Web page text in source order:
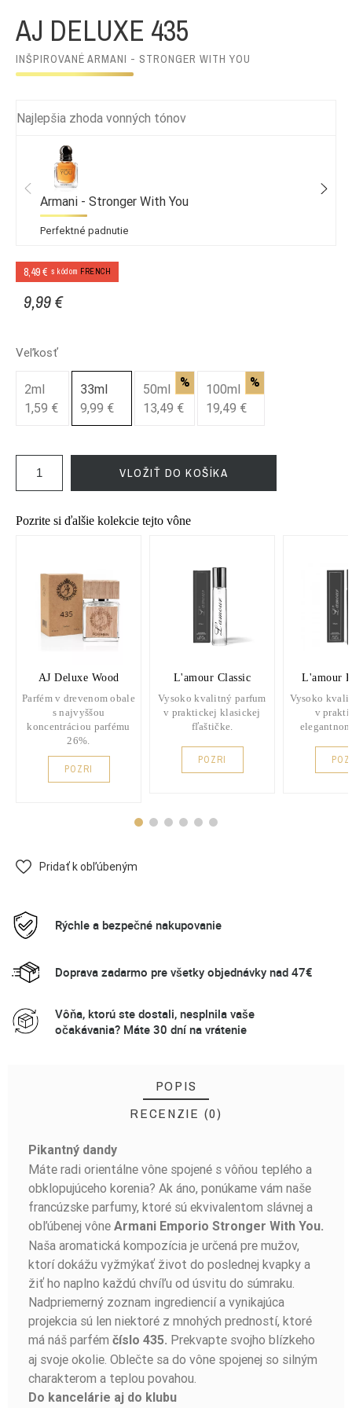
AJ DELUXE 435
INŠPIROVANÉ ARMANI - STRONGER WITH YOU
Najlepšia zhoda vonných tónov
Armani - Stronger With You
Perfektné padnutie
8,49 € s kódom FRENCH
9,99 €
Veľkosť
2ml
1,59 €
33ml
9,99 €
50ml %
13,49 €
100ml %
19,49 €
VLOŽIŤ DO KOŠÍKA
Pozrite si ďalšie kolekcie tejto vône
AJ Deluxe Wood
Parfém v drevenom obale
s najvyššou
koncentráciou parfému
26%.
POZRI
L'amour Classic
Vysoko kvalitný parfum
v praktickej klasickej
fľaštičke.
POZRI
L'amour
Vysoko
v
Pridať k obľúbeným
Rýchle a bezpečné nakupovanie
Doprava zadarmo pre všetky objednávky nad 47€
Vôňa, ktorú ste dostali, nesplnila vaše
očakávania? Máte 30 dní na vrátenie
POPIS
RECENZIE (0)
Pikantný dandy
Máte radi orientálne vône spojené s vôňou teplého a
obklopujúceho korenia? Ak áno, ponúkame vám naše
francúzske parfumy, ktoré sú ekvivalentom slávnej a
obľúbenej vône Armani Emporio Stronger With You.
Naša aromatická kompozícia je určená pre mužov,
ktorí dokážu vyžmýkať život do poslednej kvapky a
žiť ho naplno každú chvíľu od úsvitu do súmraku.
Nadpriemerný zoznam ingrediencií a vynikajúca
projekcia sú len niektoré z mnohých predností, ktoré
má náš parfém číslo 435. Prekvapte svojho blízkeho
aj svoje okolie. Oblečte sa do vône spojenej so silným
charakterom a teplou povahou.
Do kancelárie aj do klubu
BUĎTE PRVÝ, KTO NAPÍŠE RECENZIU!